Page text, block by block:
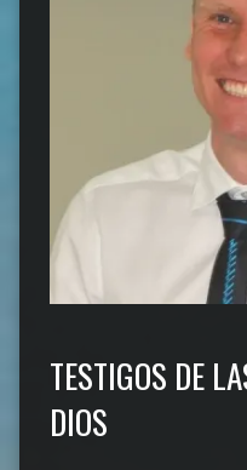
TESTIGOS DE
DIOS